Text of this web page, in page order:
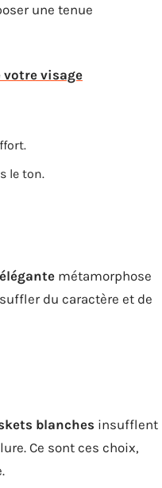
une tenue
votre visage
le ton.
métamorphose
du caractère et de
blanches insufflent
Ce sont ces choix,